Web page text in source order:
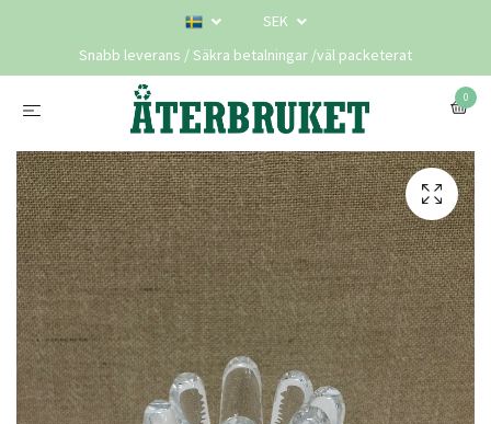
SEK
Snabb leverans / Säkra betalningar /väl packeterat
0